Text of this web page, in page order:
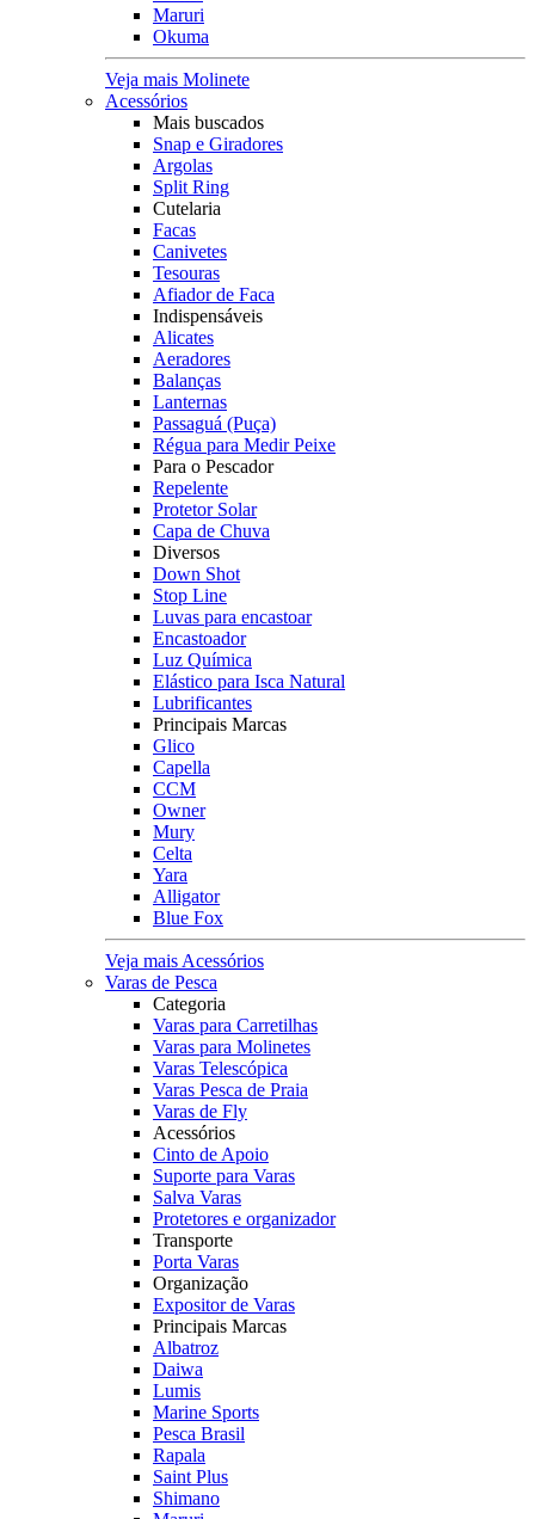
Maruri
Okuma
Veja mais Molinete
Acessórios
Mais buscados
Snap e Giradores
Argolas
Split Ring
Cutelaria
Facas
Canivetes
Tesouras
Afiador de Faca
Indispensáveis
Alicates
Aeradores
Balanças
Lanternas
Passaguá (Puça)
Régua para Medir Peixe
Para o Pescador
Repelente
Protetor Solar
Capa de Chuva
Diversos
Down Shot
Stop Line
Luvas para encastoar
Encastoador
Luz Química
Elástico para Isca Natural
Lubrificantes
Principais Marcas
Glico
Capella
CCM
Owner
Mury
Celta
Yara
Alligator
Blue Fox
Veja mais Acessórios
Varas de Pesca
Categoria
Varas para Carretilhas
Varas para Molinetes
Varas Telescópica
Varas Pesca de Praia
Varas de Fly
Acessórios
Cinto de Apoio
Suporte para Varas
Salva Varas
Protetores e organizador
Transporte
Porta Varas
Organização
Expositor de Varas
Principais Marcas
Albatroz
Daiwa
Lumis
Marine Sports
Pesca Brasil
Rapala
Saint Plus
Shimano